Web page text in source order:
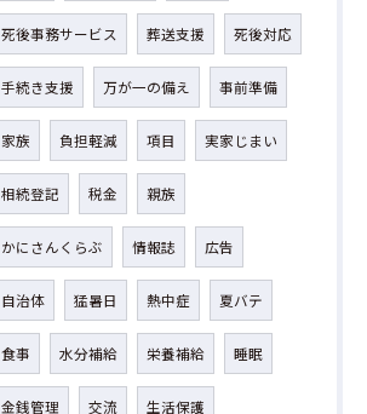
死後事務サービス 葬送支援 死後対応
手続き支援 万が一の備え 事前準備
家族 負担軽減 項目 実家じまい
相続登記 税金 親族
かにさんくらぶ 情報誌 広告
自治体 猛暑日 熱中症 夏バテ
食事 水分補給 栄養補給 睡眠
金銭管理 交流 生活保護